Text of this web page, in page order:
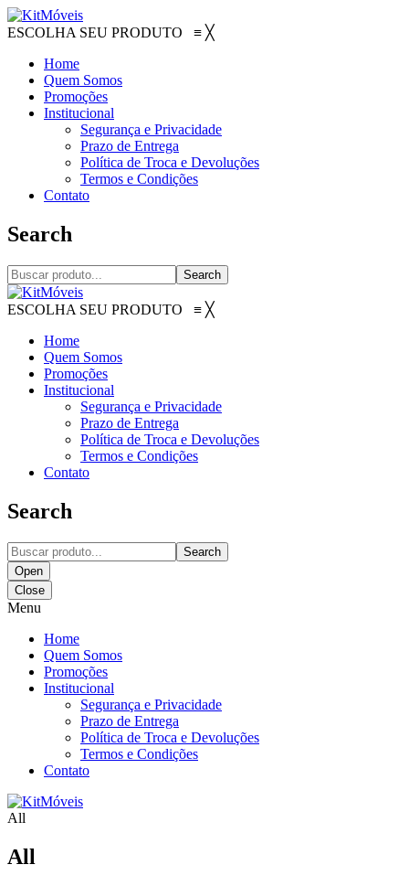
ESCOLHA SEU PRODUTO ≡ ╳
Home
Quem Somos
Promoções
Institucional
Segurança e Privacidade
Prazo de Entrega
Política de Troca e Devoluções
Termos e Condições
Contato
Search
Search
ESCOLHA SEU PRODUTO ≡ ╳
Home
Quem Somos
Promoções
Institucional
Segurança e Privacidade
Prazo de Entrega
Política de Troca e Devoluções
Termos e Condições
Contato
Search
Search
Open
Close
Menu
Home
Quem Somos
Promoções
Institucional
Segurança e Privacidade
Prazo de Entrega
Política de Troca e Devoluções
Termos e Condições
Contato
All
All